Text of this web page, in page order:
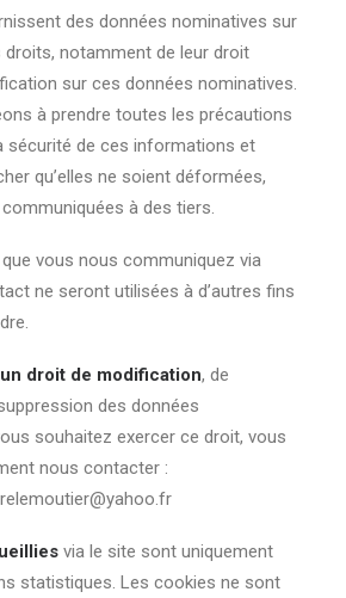
des données nominatives sur
droits, notamment de leur droit
sur ces données nominatives.
à prendre toutes les précautions
sécurité de ces informations et
qu’elles ne soient déformées,
à des tiers.
que vous nous communiquez via
ne seront utilisées à d’autres fins
droit de modification, de
des données
souhaitez exercer ce droit, vous
nous contacter :
via le site sont uniquement
statistiques. Les cookies ne sont